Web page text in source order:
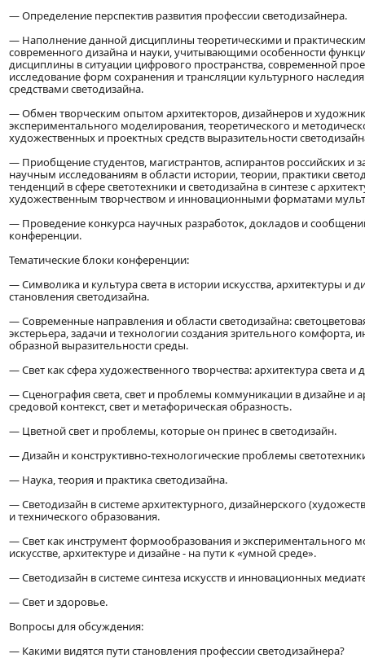
— Определение перспектив развития профессии светодизайнера.
— Наполнение данной дисциплины теоретическими и
современного дизайна и науки, учитывающими особенности
дисциплины в ситуации цифрового пространства, современной
исследование форм сохранения и трансляции культурного
средствами светодизайна.
— Обмен творческим опытом архитекторов, дизайнеров и
экспериментального моделирования, теоретического и
художественных и проектных средств выразительности
— Приобщение студентов, магистрантов, аспирантов российских и
научным исследованиям в области истории, теории, практики
тенденций в сфере светотехники и светодизайна в синтезе с
художественным творчеством и инновационными форматами
— Проведение конкурса научных разработок, докладов и
конференции.
Тематические блоки конференции:
— Символика и культура света в истории искусства, архитектуры и
становления светодизайна.
— Современные направления и области светодизайна:
экстерьера, задачи и технологии создания зрительного комфорта,
образной выразительности среды.
— Свет как сфера художественного творчества: архитектура света и
— Сценография света, свет и проблемы коммуникации в дизайне и
средовой контекст, свет и метафорическая образность.
— Цветной свет и проблемы, которые он принес в светодизайн.
— Дизайн и конструктивно-технологические проблемы
— Наука, теория и практика светодизайна.
— Светодизайн в системе архитектурного, дизайнерского
и технического образования.
— Свет как инструмент формообразования и экспериментального
искусстве, архитектуре и дизайне - на пути к «умной среде».
— Светодизайн в системе синтеза искусств и инновационных
— Свет и здоровье.
Вопросы для обсуждения:
— Какими видятся пути становления профессии светодизайнера?